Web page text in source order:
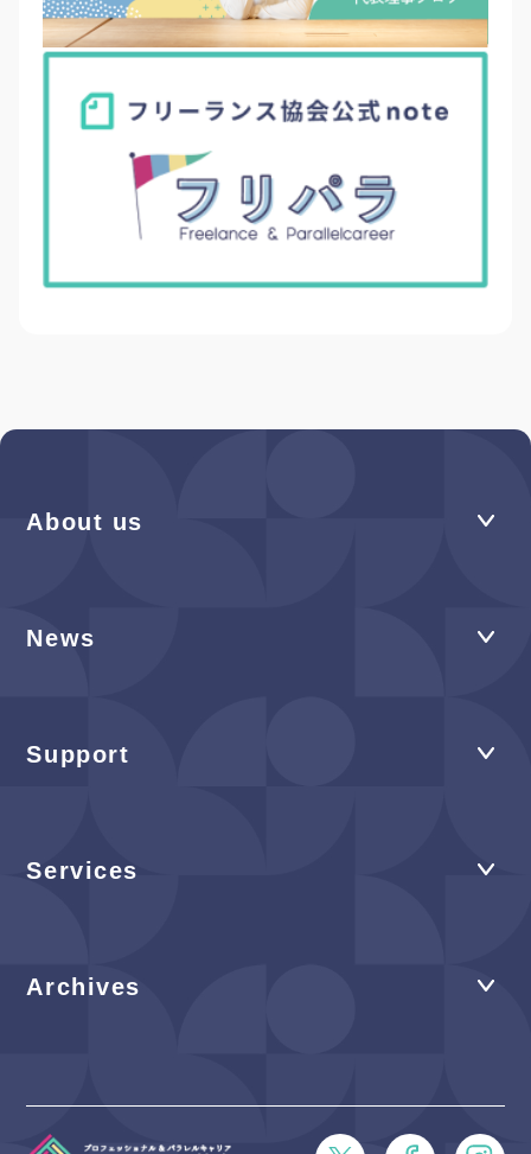
About us
News
Support
Services
Archives